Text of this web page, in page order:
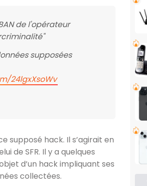
de l'opérateur
supposées
24lgxXsoWv
supposé hack. Il s’agirait en
de SFR. Il y a quelques
d’un hack impliquant ses
collectées.